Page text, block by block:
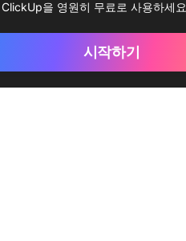
ClickUp을 영원히 무료로 사용하세요
시작하기